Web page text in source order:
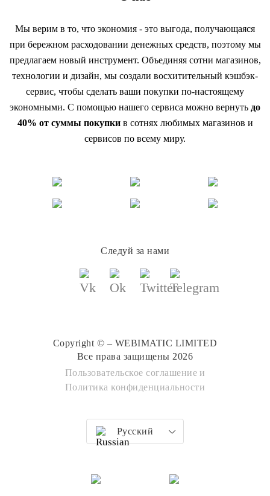
Мы верим в то, что экономия - это выгода, получающаяся
при бережном расходовании денежных средств, поэтому мы
предлагаем новый инструмент. Объединяя сотни магазинов,
технологии и дизайн, мы создали восхитительный кэшбэк-
сервис, чтобы сделать ваши покупки по-настоящему
экономными. С помощью нашего сервиса можно вернуть до
40% от суммы покупкив сотнях любимых магазинов и
сервисов по всему миру.
Следуй за нами
Copyright © – WEBIMATIC LIMITED
Все права защищены 2026
Пользовательское соглашение и
Политика конфиденциальности
Русский